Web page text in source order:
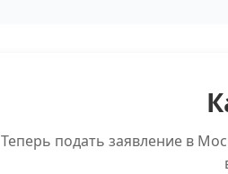
Теперь подать заявление в